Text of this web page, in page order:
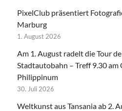
PixelClub präsentiert
Marburg
1. August 2026
Am 1. August radelt die Tour
Stadtautobahn – Treff 9.30 am
Philippinum
30. Juli 2026
Weltkunst aus Tansania ab 2.